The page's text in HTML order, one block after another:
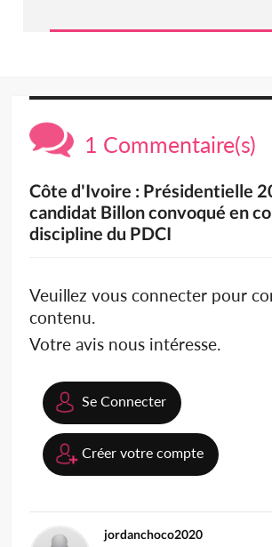
1 Commentaire(s)
Côte d'Ivoire : Présidentielle
candidat Billon convoqué en
discipline du PDCI
Veuillez vous connecter pour
contenu.
Votre avis nous intéresse.
Se Connecter
Créer votre compte
jordanchoco2020